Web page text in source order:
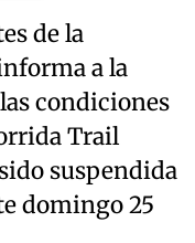
de la
a la
condiciones
Trail
suspendida
domingo 25